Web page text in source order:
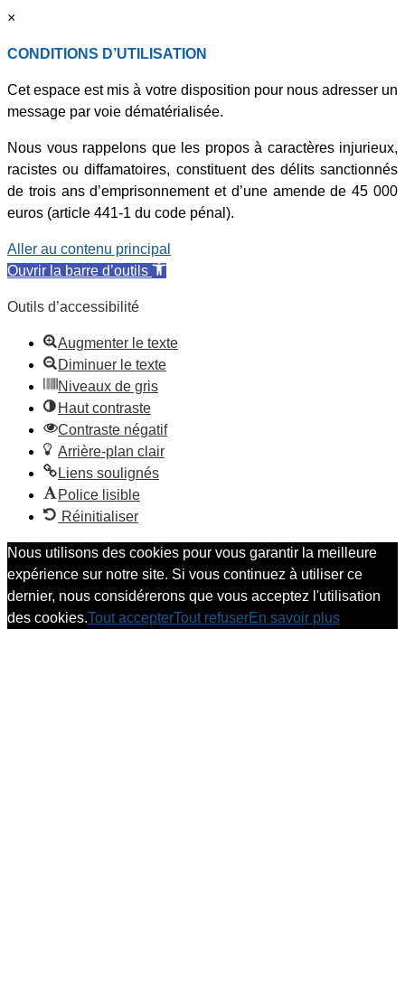
×
CONDITIONS D’UTILISATION
Cet espace est mis à votre disposition pour nous adresser un
message par voie dématérialisée.
Nous vous rappelons que les propos à caractères injurieux,
racistes ou diffamatoires, constituent des délits sanctionnés
de trois ans d’emprisonnement et d’une amende de 45 000
euros (article 441-1 du code pénal).
Aller au contenu principal
Ouvrir la barre d’outils
Outils d’accessibilité
Augmenter le texte
Diminuer le texte
Niveaux de gris
Haut contraste
Contraste négatif
Arrière-plan clair
Liens soulignés
Police lisible
Réinitialiser
Nous utilisons des cookies pour vous garantir la meilleure
expérience sur notre site. Si vous continuez à utiliser ce
dernier, nous considérerons que vous acceptez l'utilisation
des cookies.Tout accepterTout refuserEn savoir plus